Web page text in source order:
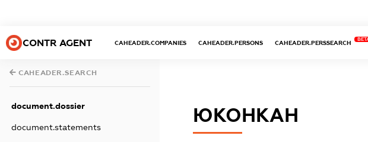
CONTR AGENT CAHEADER.COMPANIES CAHEADER.PERSONS CAHEADER.PERSSEARCH
CAHEADER.SEARCH
document.dossier
document.statements
ЮКОНКАН